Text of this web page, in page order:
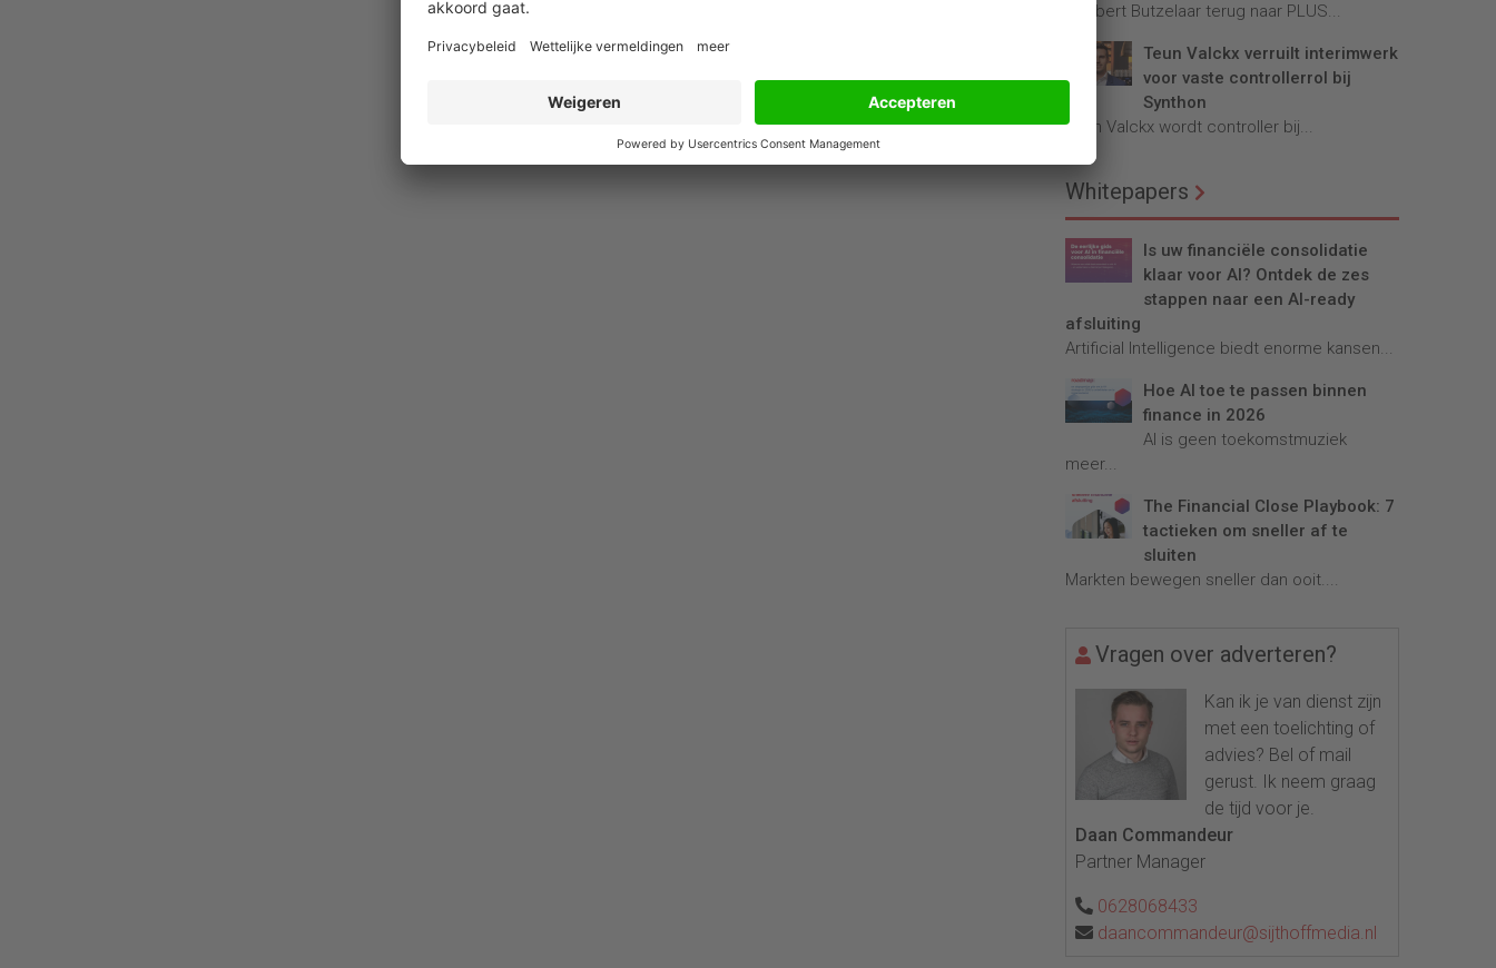
Robbert Butzelaar terug naar PLUS...
Teun Valckx verruilt interimwerk
voor vaste controllerrol bij
Synthon
Teun Valckx wordt controller bij...
Whitepapers
Is uw financiële consolidatie
klaar voor AI? Ontdek de zes
stappen naar een AI-ready
afsluiting
Artificial Intelligence biedt enorme kansen...
Hoe AI toe te passen binnen
finance in 2026
AI is geen toekomstmuziek
meer...
The Financial Close Playbook: 7
tactieken om sneller af te
sluiten
Markten bewegen sneller dan ooit....
Vragen over adverteren?
Kan ik je van dienst zijn
met een toelichting of
advies? Bel of mail
gerust. Ik neem graag
de tijd voor je.
Daan Commandeur
Partner Manager
0628068433
daancommandeur@sijthoffmedia.nl